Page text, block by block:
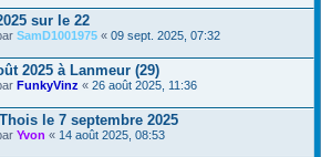
sur le 22
SamD1001975 « 09 sept. 2025, 07:32
2025 à Lanmeur (29)
FunkyVinz « 26 août 2025, 11:36
le 7 septembre 2025
Yvon « 14 août 2025, 08:53